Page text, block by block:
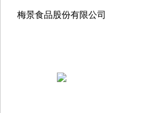
梅景食品股份有限公司